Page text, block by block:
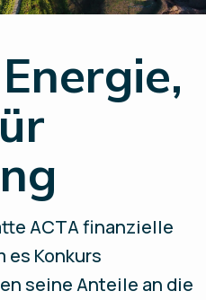
ACTA finanzielle
es Konkurs
seine Anteile an die